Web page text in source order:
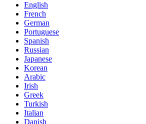
English
French
German
Portuguese
Spanish
Russian
Japanese
Korean
Arabic
Irish
Greek
Turkish
Italian
Danish